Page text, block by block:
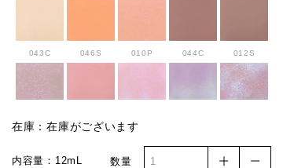
043C 046S 010P 044C 012S
013P 014S 015PR
在庫：在庫がございます
内容量：12mL 数量